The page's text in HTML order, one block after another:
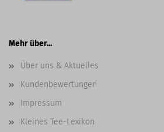
Mehr über...
Über uns & Aktuelles
Kundenbewertungen
Impressum
Kleines Tee-Lexikon